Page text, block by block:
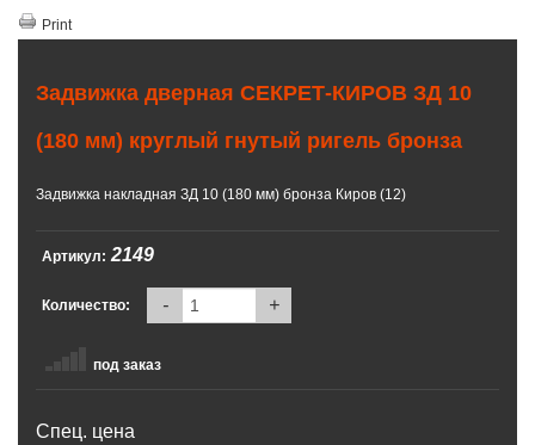
Print
Задвижка дверная СЕКРЕТ-КИРОВ ЗД 10
(180 мм) круглый гнутый ригель бронза
Задвижка накладная ЗД 10 (180 мм) бронза Киров (12)
Артикул: 2149
Количество: - +
под заказ
Спец. цена